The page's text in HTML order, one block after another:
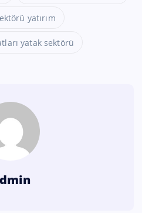
yatırım
yatak sektörü